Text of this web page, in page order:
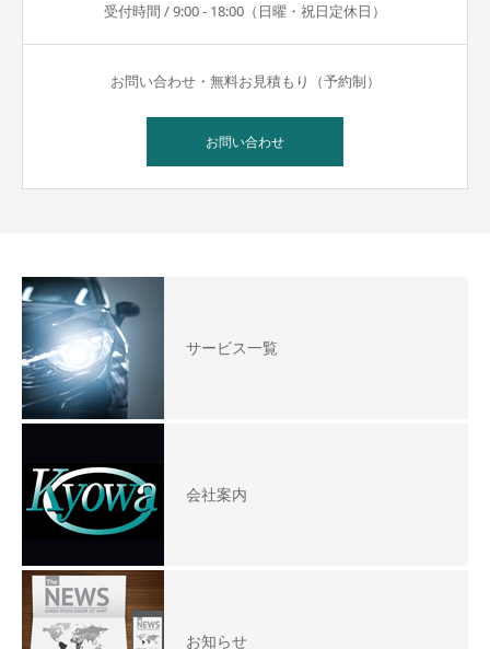
受付時間 / 9:00 - 18:00（日曜・祝日定休日）
お問い合わせ・無料お見積もり（予約制）
お問い合わせ
サービス一覧
会社案内
お知らせ